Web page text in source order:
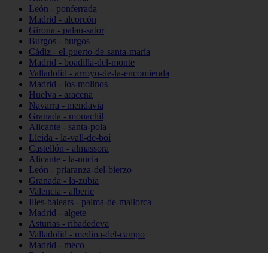
León - ponferrada
Madrid - alcorcón
Girona - palau-sator
Burgos - burgos
Cádiz - el-puerto-de-santa-maría
Madrid - boadilla-del-monte
Valladolid - arroyo-de-la-encomienda
Madrid - los-molinos
Huelva - aracena
Navarra - mendavia
Granada - monachil
Alicante - santa-pola
Lleida - la-vall-de-boí
Castellón - almassora
Alicante - la-nucia
León - priaranza-del-bierzo
Granada - la-zubia
Valencia - alberic
Illes-balears - palma-de-mallorca
Madrid - algete
Asturias - ribadedeva
Valladolid - medina-del-campo
Madrid - meco